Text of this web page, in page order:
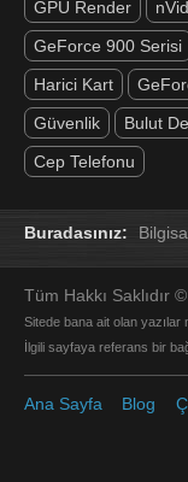
GPU Render
GeForce 900 Serisi
Harici Kart
Güvenlik
Bulut
Cep Telefonu
Buradasınız:
Tüm Hakkı Saklıdır
Sitede bana ait olan yazılar
İlgili sayfaya referans bir
Ana Sayfa Blog